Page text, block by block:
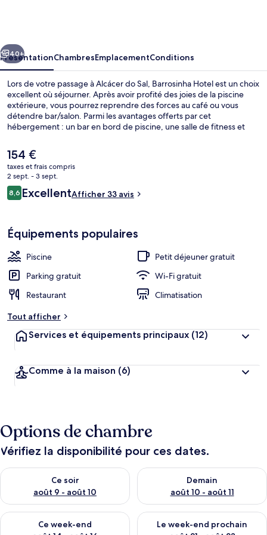
Suivant
40+
PrésentationChambresEmplacementConditions
Lors de votre passage à Alcácer do Sal, Barrosinha Hotel est un choix
excellent où séjourner. Après avoir profité des joies de la piscine
extérieure, vous pourrez reprendre des forces au café ou vous
détendre bar/salon. Parmi les avantages offerts par cet
hébergement : un bar en bord de piscine, une salle de fitness et
Le
prix
actuel
est
de
154 €
taxes et frais compris
2 sept. - 3 sept.
Avis
voyageurs
8,68,6 sur 10
ExcellentAfficher 33 avis
Équipements populaires
Piscine
Petit déjeuner gratuit
Parking gratuit
Wi-Fi gratuit
Restaurant
Climatisation
Tout afficher
Services et équipements principaux (12)
Comme à la maison (6)
Options de chambre
Vérifiez la disponibilité pour ces dates.
Ce soir
août 9 - août 10
Vérifier la disponibilité pour ce soir août 9 - août 10
Demain
août 10 - août 11
Vérifier la disponibilité pour
Ce week-end
Vérifier la disponibilité pour ce week-end août 14 - août 16
Le week-end prochain
Vérifier la disponibilité pour